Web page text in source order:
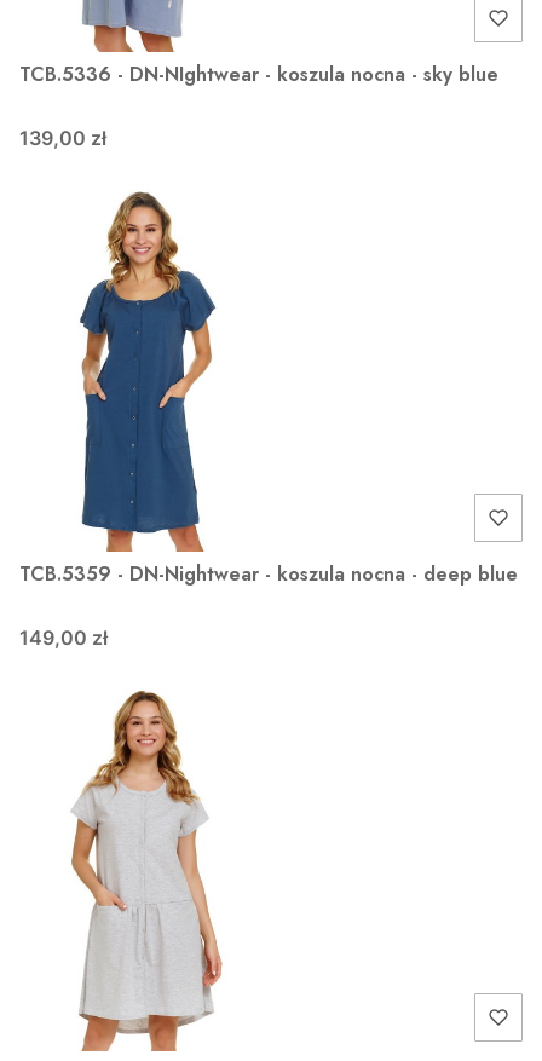
TCB.5336 - DN-NIghtwear - koszula nocna - sky blue
139,00 zł
TCB.5359 - DN-Nightwear - koszula nocna - deep blue
149,00 zł